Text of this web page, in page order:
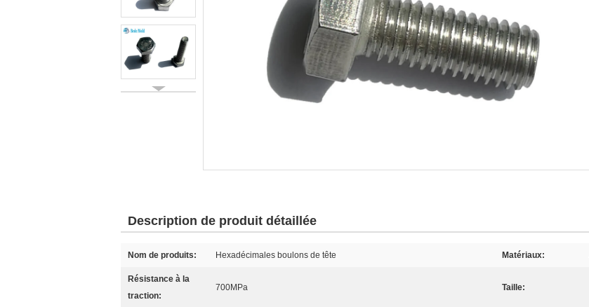
Description de produit détaillée
Nom de produits: Hexadécimales boulons de tête Matériaux:
Résistance à la
traction:
700MPa Taille: